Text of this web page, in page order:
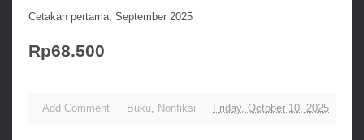
Cetakan pertama, September 2025
Rp68.500
Add Comment Buku, Nonfiksi Friday, October 10, 2025